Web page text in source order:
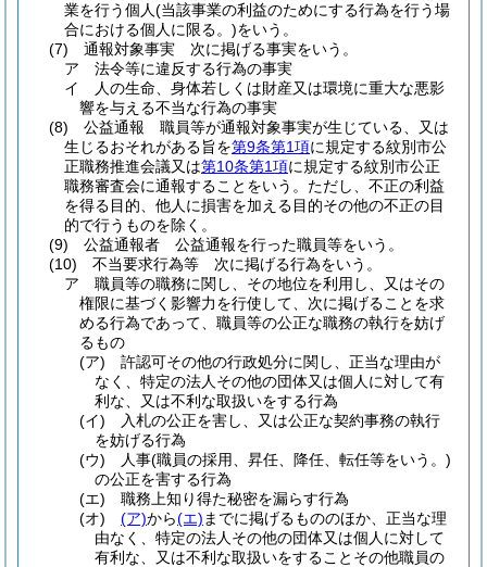
業を行う個人(当該事業の利益のためにする行為を行う場
合における個人に限る。)をいう。
(7)
通報対象事実 次に掲げる事実をいう。
ア
法令等に違反する行為の事実
イ
人の生命、身体若しくは財産又は環境に重大な悪影
響を与える不当な行為の事実
(8)
公益通報 職員等が通報対象事実が生じている、又は
生じるおそれがある旨を第9条第1項に規定する紋別市公
正職務推進会議又は第10条第1項に規定する紋別市公正
職務審査会に通報することをいう。 ただし、不正の利益
を得る目的、他人に損害を加える目的その他の不正の目
的で行うものを除く。
(9)
公益通報者 公益通報を行った職員等をいう。
(10)
不当要求行為等 次に掲げる行為をいう。
ア
職員等の職務に関し、その地位を利用し、又はその
権限に基づく影響力を行使して、次に掲げることを求
める行為であって、職員等の公正な職務の執行を妨げ
るもの
(ア)
許認可その他の行政処分に関し、正当な理由が
なく、特定の法人その他の団体又は個人に対して有
利な、又は不利な取扱いをする行為
(イ)
入札の公正を害し、又は公正な契約事務の執行
を妨げる行為
(ウ)
人事(職員の採用、昇任、降任、転任等をいう。)
の公正を害する行為
(エ)
職務上知り得た秘密を漏らす行為
(オ)
(ア)から(エ) までに掲げるもののほか、正当な理
由なく、特定の法人その他の団体又は個人に対して
有利な、又は不利な取扱いをすることその他職員の